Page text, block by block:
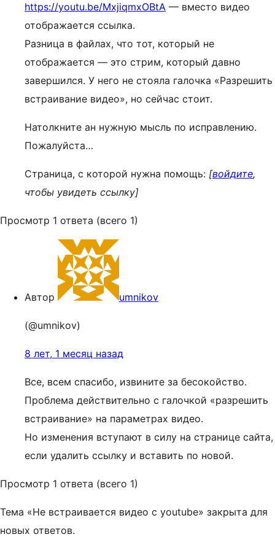
https://youtu.be/MxjiqmxOBtA — вместо видео
отображается ссылка.
Разница в файлах, что тот, который не
отображается — это стрим, который давно
завершился. У него не стояла галочка «Разрешить
встраивание видео», но сейчас стоит.
Натолкните ан нужную мысль по исправлению.
Пожалуйста…
Страница, с которой нужна помощь: [войдите,
чтобы увидеть ссылку]
Просмотр 1 ответа (всего 1)
Автор umnikov
(@umnikov)
8 лет, 1 месяц назад
Все, всем спасибо, извините за бесокойство.
Проблема действительно с галочкой «разрешить
встраивание» на параметрах видео.
Но изменения вступают в силу на странице сайта,
если удалить ссылку и вставить по новой.
Просмотр 1 ответа (всего 1)
Тема «Не встраивается видео с youtube» закрыта для
новых ответов.